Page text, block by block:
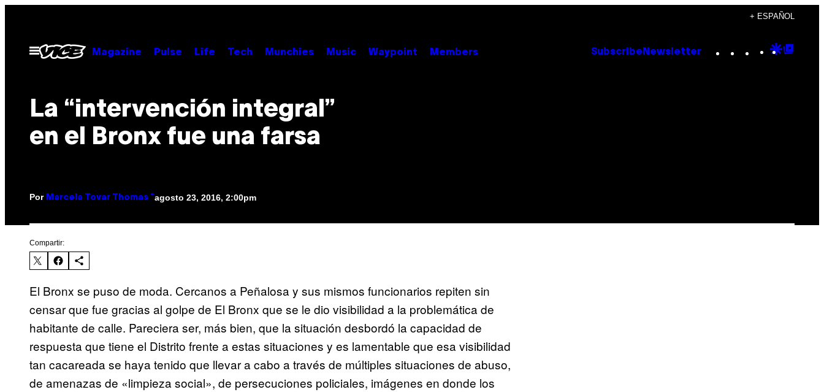
contenido
+ ESPAÑOL
Abrir
Menú
Magazine Pulse Life Tech Munchies Music Waypoint Members Subscribe Newsletter Instagram
TikTok
YouTube
Google
La “intervención integral”
en el Bronx fue una farsa
Por Marcela Tovar Thomas *agosto 23, 2016, 2:00pm
Compartir:
El Bronx se puso de moda. Cercanos a Peñalosa y sus mismos funcionarios repiten sin
censar que fue gracias al golpe de El Bronx que se le dio visibilidad a la problemática de
habitante de calle. Pareciera ser, más bien, que la situación desbordó la capacidad de
respuesta que tiene el Distrito frente a estas situaciones y es lamentable que esa visibilidad
tan cacareada se haya tenido que llevar a cabo a través de múltiples situaciones de abuso,
de amenazas de «limpieza social», de persecuciones policiales, imágenes en donde los